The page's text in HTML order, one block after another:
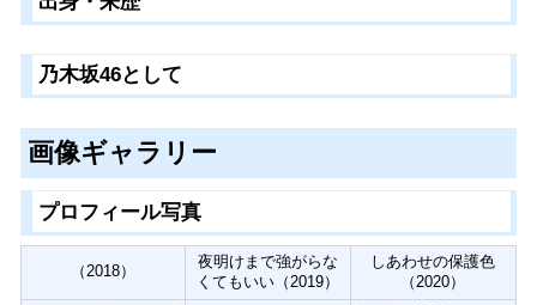
乃木坂46として
画像ギャラリー
プロフィール写真
（2018）
夜明けまで強がらな
くてもいい（2019）
しあわせの保護色
（2020）